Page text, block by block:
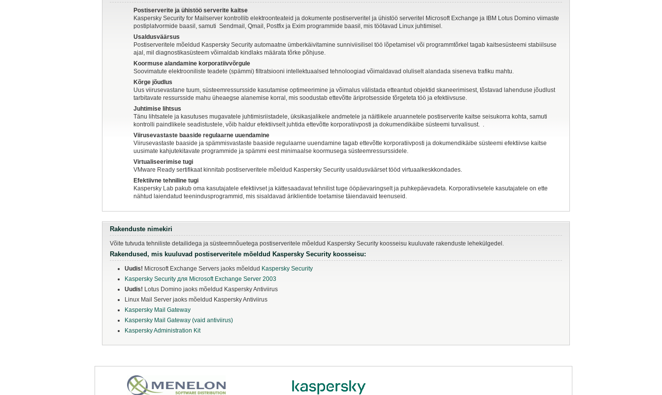
Postiserverite ja ühistöö serverite kaitse
Kaspersky Security for Mailserver kontrollib elektroonteateid ja dokumente postiserveritel ja ühistöö serveritel Microsoft Exchange ja IBM Lotus Domino viimaste
postiplatvormide baasil, samuti Sendmail, Qmail, Postfix ja Exim programmide baasil, mis töötavad Linux juhtimisel.
Usaldusväärsus
Postiserveritele mõeldud Kaspersky Security automaatne ümberkäivitamine sunniviisilisel töö lõpetamisel või programmtõrkel tagab kaitsesüsteemi stabiilsuse
ajal, mil diagnostikasüsteem võimaldab kindlaks määrata tõrke põhjuse.
Koormuse alandamine korporatiivvõrgule
Soovimatute elektrooniliste teadete (spämmi) filtratsiooni intellektuaalsed tehnoloogiad võimaldavad oluliselt alandada siseneva trafiku mahtu.
Kõrge jõudlus
Uus viirusevastane tuum, süsteemressursside kasutamise optimeerimine ja võimalus välistada etteantud objektid skaneerimisest, tõstavad lahenduse jõudlust
tarbitavate ressursside mahu üheaegse alanemise korral, mis soodustab ettevõtte äriprotsesside tõrgeteta töö ja efektiivsuse.
Juhtimise lihtsus
Tänu lihtsatele ja kasutuses mugavatele juhtimisriistadele, üksikasjalikele andmetele ja näitlikele aruannetele postiserverite kaitse seisukorra kohta, samuti
kontrolli paindlikele seadistustele, võib haldur efektiivselt juhtida ettevõtte korporatiivposti ja dokumendikäibe süsteemi turvalisust. .
Viirusevastaste baaside regulaarne uuendamine
Viirusevastaste baaside ja spämmisvastaste baaside regulaarne uuendamine tagab ettevõtte korporatiivposti ja dokumendikäibe süsteemi efektiivse kaitse
uusimate kahjutekitavate programmide ja spämmi eest minimaalse koormusega süsteemressurssidele.
Virtualiseerimise tugi
VMware Ready sertifikaat kinnitab postiserveritele mõeldud Kaspersky Security usaldusväärset tööd virtuaalkeskkondades.
Efektiivne tehniline tugi
Kaspersky Lab pakub oma kasutajatele efektiivset ja kättesaadavat tehnilist tuge ööpäevaringselt ja puhkepäevadeta. Korporatiivsetele kasutajatele on ette
nähtud laiendatud teenindusprogrammid, mis sisaldavad äriklientide toetamise täiendavaid teenuseid.
Rakenduste nimekiri
Võite tutvuda tehniliste detailidega ja süsteemnõuetega postiserveritele mõeldud Kaspersky Security koosseisu kuuluvate rakenduste lehekülgedel.
Rakendused, mis kuuluvad postiserveritele mõeldud Kaspersky Security koosseisu:
Uudis! Microsoft Exchange Servers jaoks mõeldud Kaspersky Security
Kaspersky Security для Microsoft Exchange Server 2003
Uudis! Lotus Domino jaoks mõeldud Kaspersky Antiviirus
Linux Mail Server jaoks mõeldud Kaspersky Antiviirus
Kaspersky Mail Gateway
Kaspersky Mail Gateway (vaid antiviirus)
Kaspersky Administration Kit